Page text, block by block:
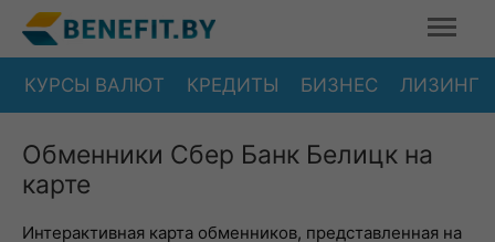
КУРСЫ ВАЛЮТ КРЕДИТЫ БИЗНЕС ЛИЗИНГ
Обменники Сбер Банк Белицк на
карте
Интерактивная карта обменников, представленная на